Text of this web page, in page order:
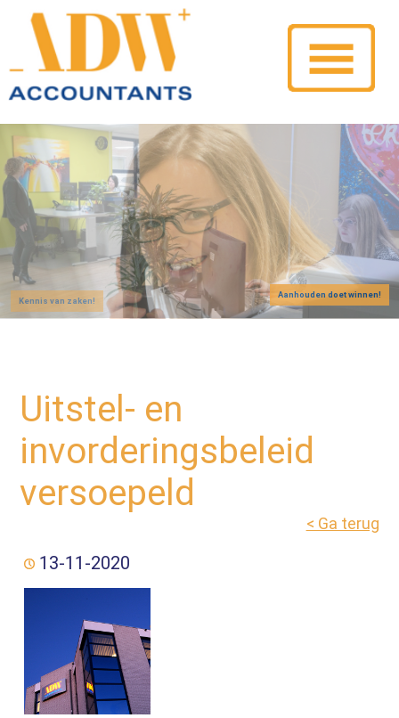
Kennis van zaken!
Aanhouden doet winnen!
Uitstel- en
invorderingsbeleid
versoepeld
< Ga terug
13-11-2020